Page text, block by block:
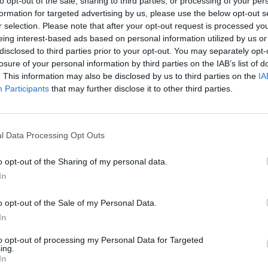
for targeted advertising by us, please use the below opt-out
selection. Please note that after your opt-out request is processed
interest-based ads based on personal information utilized by us
to third parties prior to your opt-out. You may separately
of your personal information by third parties on the IAB’s list of
This information may also be disclosed by us to third parties on the
Participants that may further disclose it to other third parties.
Data Processing Opt Outs
opt-out of the Sharing of my personal data.
opt-out of the Sale of my Personal Data.
opt-out of processing my Personal Data for Targeted
támadások sorozata rázta meg Malit. A
Bamakót, valamint több vidéki várost is
közleményben erősítette meg a harcok tényét.
erőkkel dolgoznak a támadók visszaverésén. A Bamako
katonai bázisa. Itt a szemtanúk robbanásokról és
portfolio.hu hírarchívumához tartozik, melynek olvasása